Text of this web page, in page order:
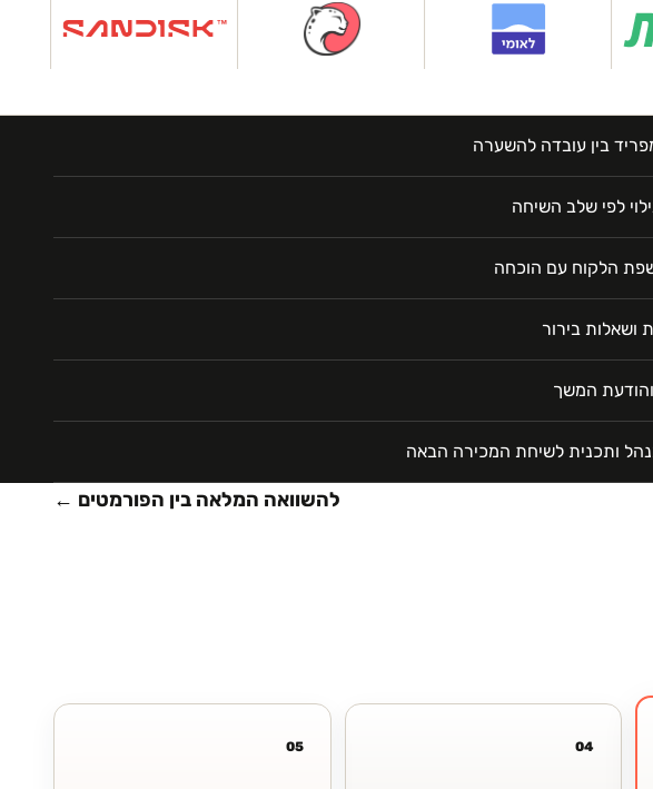
בין עובדה להשערה
לפי שלב השיחה
הלקוח עם הוכחה
ושאלות בירור
המשך
ותכנית לשיחת המכירה הבאה
להשוואה המלאה בין הפורמטים ←
04
05